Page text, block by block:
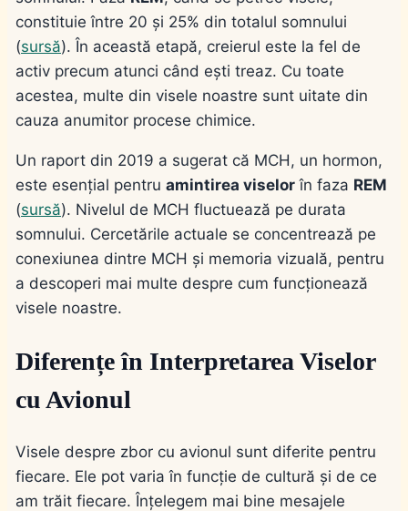
constituie între 20 și 25% din totalul somnului
(sursă). În această etapă, creierul este la fel de
activ precum atunci când ești treaz. Cu toate
acestea, multe din visele noastre sunt uitate din
cauza anumitor procese chimice.
Un raport din 2019 a sugerat că MCH, un hormon,
este esențial pentru amintirea viselor în faza REM
(sursă). Nivelul de MCH fluctuează pe durata
somnului. Cercetările actuale se concentrează pe
conexiunea dintre MCH și memoria vizuală, pentru
a descoperi mai multe despre cum funcționează
visele noastre.
Diferențe în Interpretarea Viselor
cu Avionul
Visele despre zbor cu avionul sunt diferite pentru
fiecare. Ele pot varia în funcție de cultură și de ce
am trăit fiecare. Înțelegem mai bine mesajele